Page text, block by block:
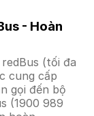
- Hoàn
(tối đa
cung cấp
gọi đến bộ
(1900 989